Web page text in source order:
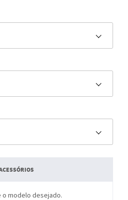
o modelo desejado.